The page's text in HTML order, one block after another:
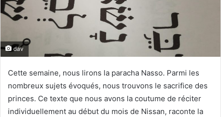
dav
Cette semaine, nous lirons la paracha Nasso. Parmi les
nombreux sujets évoqués, nous trouvons le sacrifice des
princes. Ce texte que nous avons la coutume de réciter
individuellement au début du mois de Nissan, raconte la